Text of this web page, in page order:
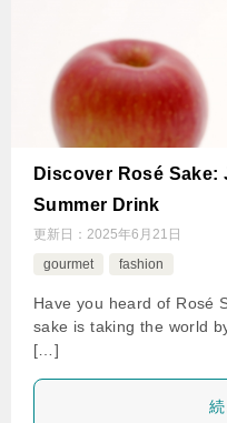
Discover Rosé Sake:
Summer Drink
更新日： 2025年6月21日
gourmet
fashion
Have you heard of Rosé
sake is taking the world
[…]